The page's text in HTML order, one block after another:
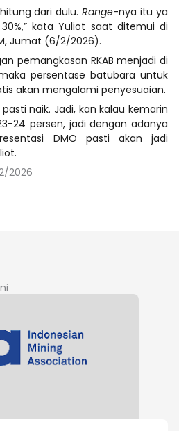
dari dulu.Range-nya itu ya
kata Yuliot saat ditemui di
Jumat (6/2/2026).
pemangkasan RKAB menjadi di
persentase batubara untuk
akan mengalami penyesuaian.
pasti naik. Jadi, kan kalau kemarin
24 persen, jadi dengan adanya
DMO pasti akan jadi
2026